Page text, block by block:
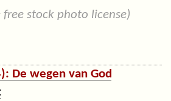
stock photo license)
De wegen van God